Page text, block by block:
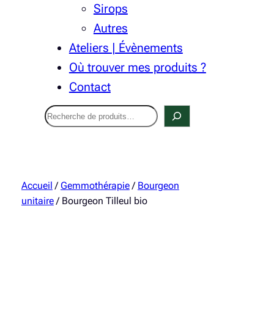
Sirops
Autres
Ateliers | Évènements
Où trouver mes produits ?
Contact
Recherche
Accueil / Gemmothérapie/ Bourgeon
unitaire/ Bourgeon Tilleul bio